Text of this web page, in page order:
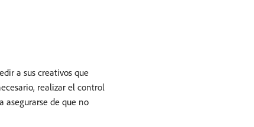
a sus creativos que
realizar el control
asegurarse de que no